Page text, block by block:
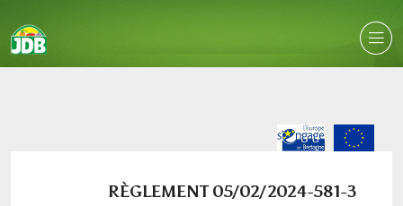
RÈGLEMENT 05/02/2024-581-3